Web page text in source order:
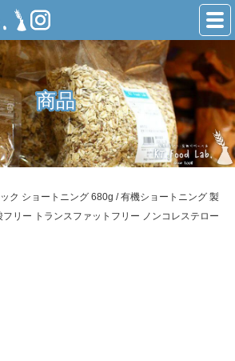
商品
商品
ク ショートニング 680g / 有機ショートニング 製
リー トランスファットフリー ノンコレステロー